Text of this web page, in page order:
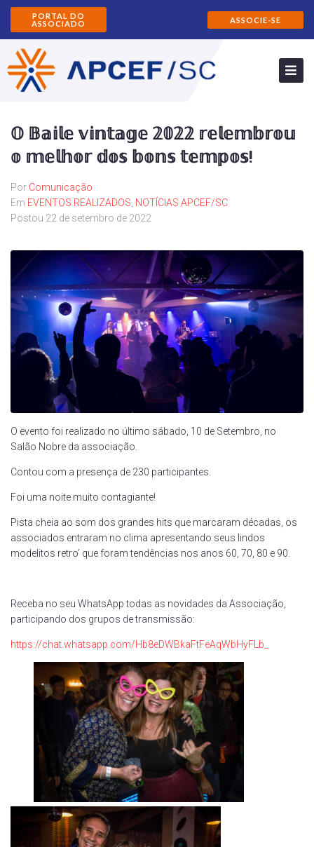
PORTAL DO
ASSOCIADO
ASSOCIE-SE
𝕆 𝔹𝕒𝕚𝕝𝕖 𝕧𝕚𝕟𝕥𝕒𝕘𝕖 𝟚𝟘𝟚𝟚 𝕣𝕖𝕝𝕖𝕞𝕓𝕣𝕠𝕦
𝕠 𝕞𝕖𝕝𝕙𝕠𝕣 𝕕𝕠𝕤 𝕓𝕠𝕟𝕤 𝕥𝕖𝕞𝕡𝕠𝕤!
Por Comunicação
Em EVENTOS REALIZADOS NOTÍCIAS APCEF/SC
Postou 22 de setembro de 2022
O evento foi realizado no último sábado, 10 de Setembro, no
Salão Nobre da associação.
Contou com a presença de 230 participantes.
Foi uma noite muito contagiante!
Pista cheia ao som dos grandes hits que marcaram décadas, os
associados entraram no clima apresentando seus lindos
modelitos retro’ que foram tendências nos anos 60, 70, 80 e 90.
Receba no seu WhatsApp todas as novidades da Associação,
participando dos grupos de transmissão:
https://chat.whatsapp.com/Hb8eDWBkaFtFeAqWbHyFLb_